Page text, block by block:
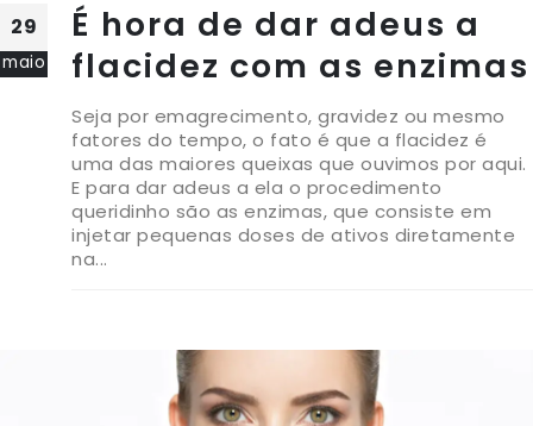
29
maio
É hora de dar adeus a
flacidez com as enzimas
Seja por emagrecimento, gravidez ou mesmo
fatores do tempo, o fato é que a flacidez é
uma das maiores queixas que ouvimos por aqui.
E para dar adeus a ela o procedimento
queridinho são as enzimas, que consiste em
injetar pequenas doses de ativos diretamente
na...